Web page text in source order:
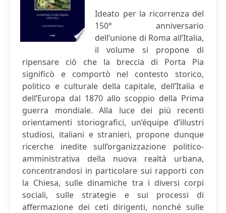
Ideato per la ricorrenza del
150° anniversario
dell’unione di Roma all’Italia,
il volume si propone di
ripensare ciò che la breccia di Porta Pia
significò e comportò nel contesto storico,
politico e culturale della capitale, dell’Italia e
dell’Europa dal 1870 allo scoppio della Prima
guerra mondiale. Alla luce dei più recenti
orientamenti storiografici, un’équipe d’illustri
studiosi, italiani e stranieri, propone dunque
ricerche inedite sull’organizzazione politico-
amministrativa della nuova realtà urbana,
concentrandosi in particolare sui rapporti con
la Chiesa, sulle dinamiche tra i diversi corpi
sociali, sulle strategie e sui processi di
affermazione dei ceti dirigenti, nonché sulle